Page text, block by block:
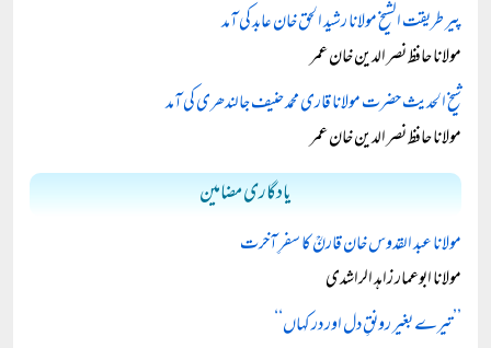
پیر طریقت الشیخ مولانا رشید الحق خان عابد کی آمد
مولانا حافظ نصر الدین خان عمر
شیخ الحدیث حضرت مولانا قاری محمد حنیف جالندھری کی آمد
مولانا حافظ نصر الدین خان عمر
یادگاری مضامین
مولانا عبد القدوس خان قارنؒ کا سفرِ آخرت
مولانا ابوعمار زاہد الراشدی
’’تیرے بغیر رونقِ دل اور در کہاں‘‘